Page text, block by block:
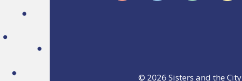
© 2026 Sisters and the City